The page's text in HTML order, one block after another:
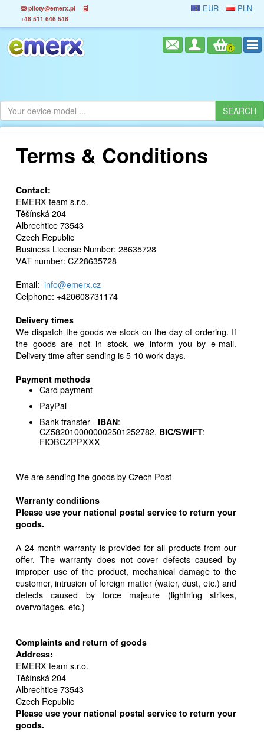
piloty@emerx.pl
+48 511 646 548
EUR PLN
0
Terms & Conditions
Contact:
EMERX team s.r.o.
Těšínská 204
Albrechtice 73543
Czech Republic
Business License Number: 28635728
VAT number: CZ28635728
Email: info@emerx.cz
Celphone: +420608731174
Delivery times
We dispatch the goods we stock on the day of ordering. If
the goods are not in stock, we inform you by e-mail.
Delivery time after sending is 5-10 work days.
Payment methods
Card payment
PayPal
Bank transfer - IBAN:
CZ5820100000002501252782, BIC/SWIFT:
FIOBCZPPXXX
We are sending the goods by Czech Post
Warranty conditions
Please use your national postal service to return your
goods.
A 24-month warranty is provided for all products from our
offer. The warranty does not cover defects caused by
improper use of the product, mechanical damage to the
customer, intrusion of foreign matter (water, dust, etc.) and
defects caused by force majeure (lightning strikes,
overvoltages, etc.)
Complaints and return of goods
Address:
EMERX team s.r.o.
Těšínská 204
Albrechtice 73543
Czech Republic
Please use your national postal service to return your
goods.